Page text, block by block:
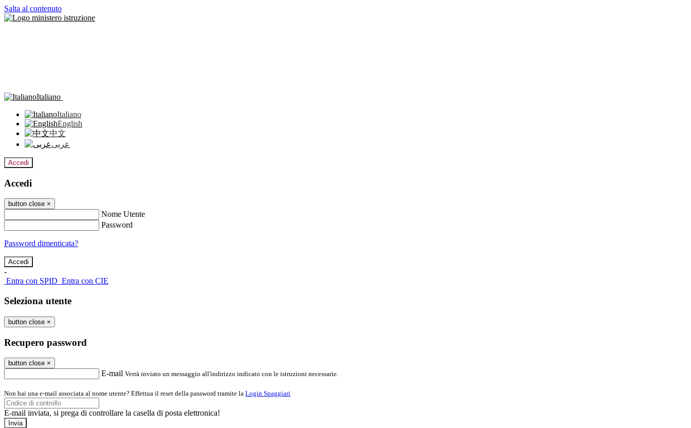
Salta al contenuto
Italiano
Italiano
English
中文
عربى
Accedi
Accedi
button close ×
Nome Utente
Password
Password dimenticata?
-
Entra con SPID Entra con CIE
Seleziona utente
button close ×
Recupero password
button close ×
E-mail Verrà inviato un messaggio all'indirizzo indicato con le istruzioni necessarie.
Non hai una e-mail associata al nome utente? Effettua il reset della password tramite la Login Spaggiari
E-mail inviata, si prega di controllare la casella di posta elettronica!